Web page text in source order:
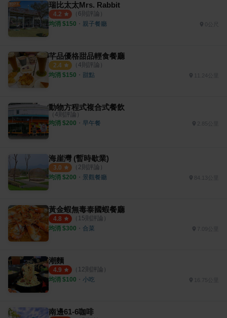
瑞比太太Mrs. Rabbit
4.2 （ 6則評論）
均消 $150 ・ 親子餐廳
芊品優格甜品輕食餐廳
2.4 （ 4則評論）
均消 $150 ・ 甜點 11.24公里
動物方程式複合式餐飲
（ 4則評論）
均消 $200 ・ 早午餐 2.85公里
海崖灣 (暫時歇業)
3.0 （ 2則評論）
均消 $200 ・ 景觀餐廳 84.13公里
黃金蝦無毒泰國蝦餐廳
4.8 （ 15則評論）
均消 $300 ・ 合菜
潮麵
4.9 （ 12則評論）
均消 $100 ・ 小吃 16.75公里
南邊61-6咖啡